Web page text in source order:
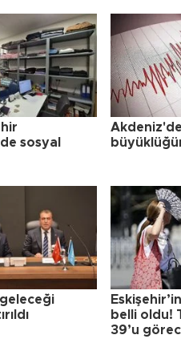
sosyal
Akdeniz'de
belli oldu!
39’u